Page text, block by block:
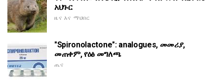
አህጉር
ዜና እና ማህበር
"Spironolactone": analogues, መመሪያ,
መጠቀም, የዕፅ መግለጫ
ጤና